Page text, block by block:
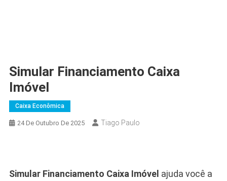
Simular Financiamento Caixa
Imóvel
Caixa Econômica
24 De Outubro De 2025 Tiago Paulo
Simular Financiamento Caixa Imóvel ajuda você a